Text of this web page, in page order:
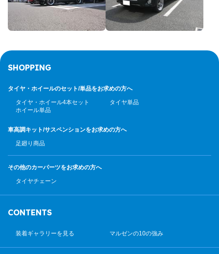
SHOPPING
タイヤ・ホイールのセット/単品をお求めの方へ
タイヤ・ホイール4本セット
タイヤ単品
ホイール単品
車高調キット/サスペンションをお求めの方へ
足廻り商品
その他のカーパーツをお求めの方へ
タイヤチェーン
CONTENTS
装着ギャラリーを見る マルゼンの10の強み